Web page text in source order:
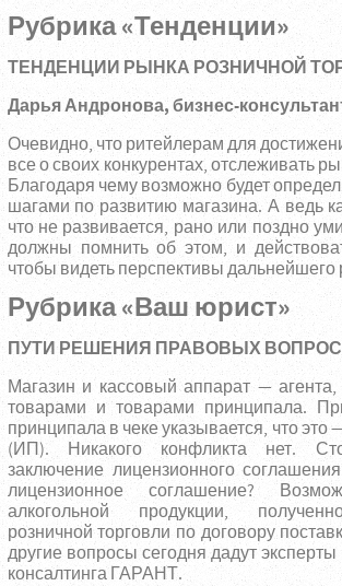
Рубрика «Тенденции»
ТЕНДЕНЦИИ РЫНКА РОЗНИЧНОЙ
Дарья Андронова, бизнес-
Очевидно, что ритейлерам для
все о своих конкурентах, отслеживать
Благодаря чему возможно будет
шагами по развитию магазина. А ведь
что не развивается, рано или поздно
должны помнить об этом, и
чтобы видеть перспективы дальнейшего
Рубрика «Ваш юрист»
ПУТИ РЕШЕНИЯ ПРАВОВЫХ
Магазин и кассовый аппарат — агента,
товарами и товарами принципала.
принципала в чеке указывается, что это
(ИП). Никакого конфликта нет.
заключение лицензионного
лицензионное соглашение?
алкогольной продукции,
розничной торговли по договору
другие вопросы сегодня дадут
консалтинга ГАРАНТ.